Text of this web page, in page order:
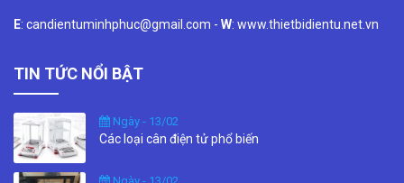
E: candientuminhphuc@gmail.com - W: www.thietbidientu.net.vn
TIN TỨC NỔI BẬT
Ngày - 13/02
Các loại cân điện tử phổ biến